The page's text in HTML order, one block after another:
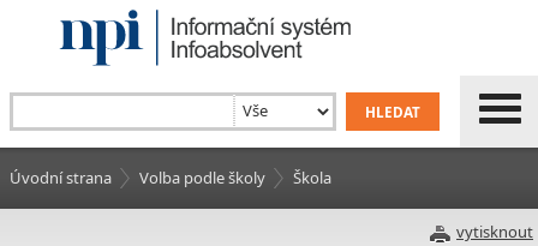
Úvodní strana Volba podle školy Škola
vytisknout